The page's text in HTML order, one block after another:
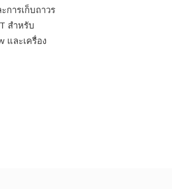
การเก็บถาวร
สำหรับ
และเครื่อง